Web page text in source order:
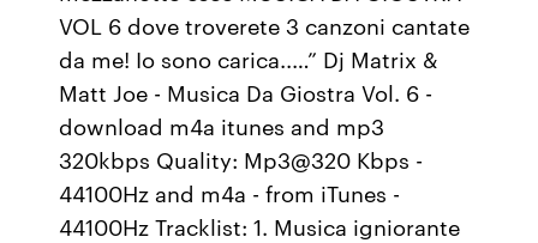
VOL 6 dove troverete 3 canzoni cantate
da me! Io sono carica..…” Dj Matrix &
Matt Joe - Musica Da Giostra Vol. 6 -
download m4a itunes and mp3
320kbps Quality: Mp3@320 Kbps -
44100Hz and m4a - from iTunes -
44100Hz Tracklist: 1. Musica igniorante